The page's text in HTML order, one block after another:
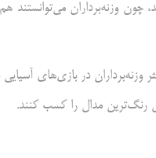
چون وزنه‌برداران
در بازی‌های آسیایی
رنگ‌ترین مدال را کسب کنند.